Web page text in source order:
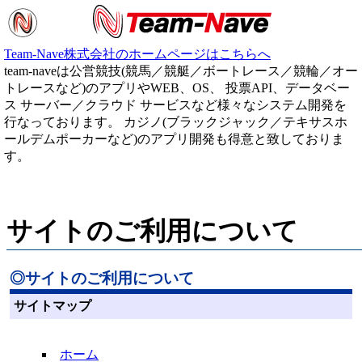
Team-Nave株式会社のホームページはこちらへ
team-naveは公営競技(競馬／競艇／ボートレース／競輪／オー
トレースなど)のアプリやWEB、OS、 投票API、データベー
ス サーバー／クラウド サービスなど様々なシステム開発を
行なっております。 カジノ(ブラックジャック／テキサスホ
ールデムポーカーなど)のアプリ開発も得意と致しておりま
す。
サイトのご利用について
◎サイトのご利用について
サイトマップ
ホーム